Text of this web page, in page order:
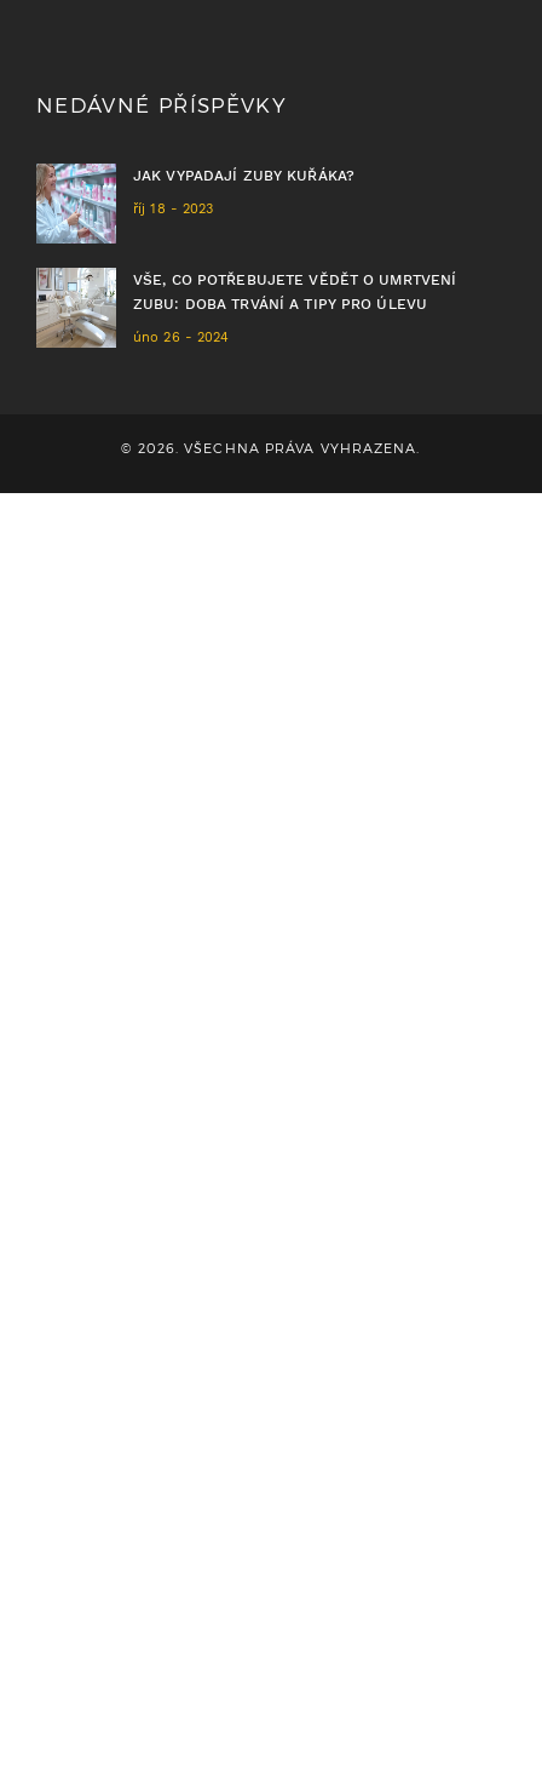
NEDÁVNÉ PŘÍSPĚVKY
JAK VYPADAJÍ ZUBY KUŘÁKA?
říj 18 - 2023
VŠE, CO POTŘEBUJETE VĚDĚT O UMRTVENÍ
ZUBU: DOBA TRVÁNÍ A TIPY PRO ÚLEVU
úno 26 - 2024
© 2026. VŠECHNA PRÁVA VYHRAZENA.